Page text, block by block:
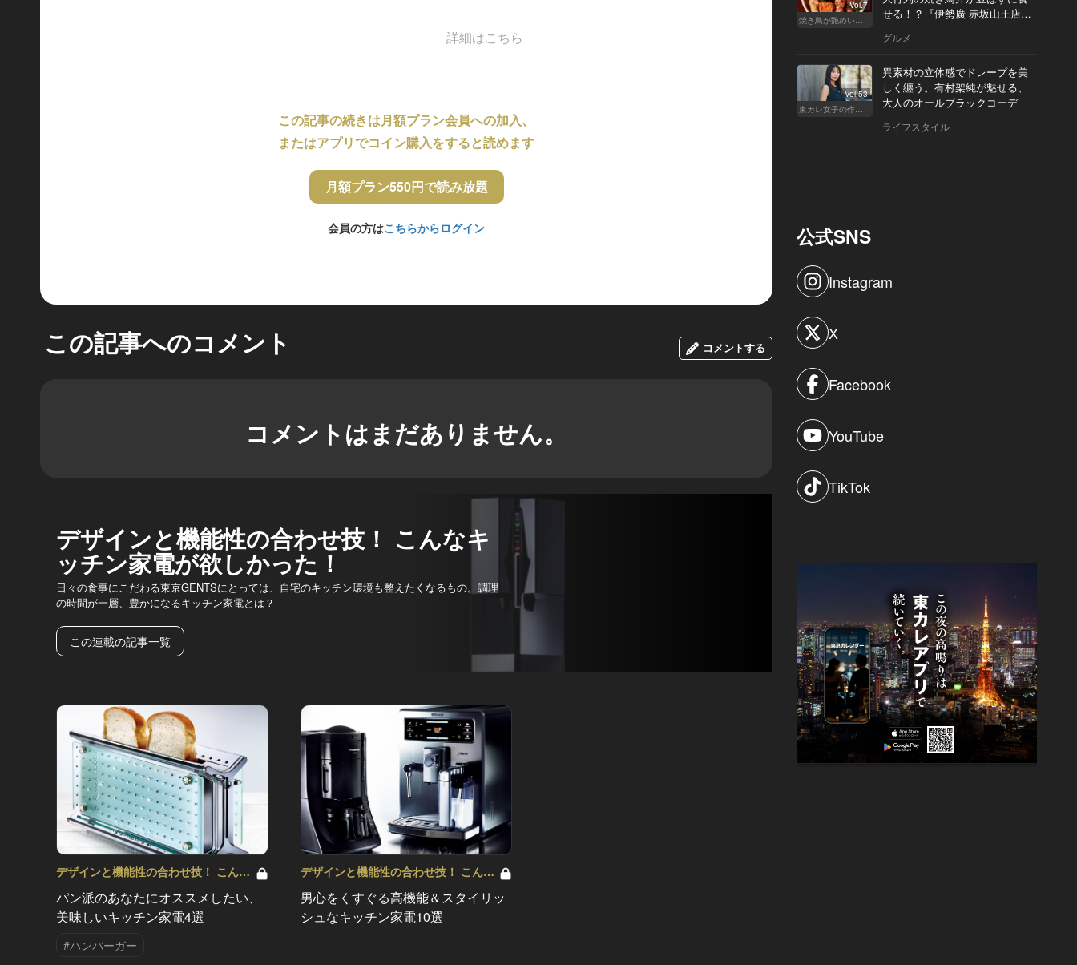
詳細はこちら
この記事の続きは月額プラン会員への加入、
またはアプリでコイン購入をすると読めます
月額プラン550円で読み放題
会員の方はこちらからログイン
この記事へのコメント コメントする
コメントはまだありません。
デザインと機能性の合わせ技！ こんなキ
ッチン家電が欲しかった！
日々の食事にこだわる東京GENTSにとっては、自宅のキッチン環境も整えたくなるもの。調理
の時間が一層、豊かになるキッチン家電とは？
この連載の記事一覧
デザインと機能性の合わせ技！ こんな
パン派のあなたにオススメしたい、
美味しいキッチン家電4選
#ハンバーガー
デザインと機能性の合わせ技！ こんな
キッチン家電が欲しかった！ Vol.2
男心をくすぐる高機能＆スタイリッ
シュなキッチン家電10選
Vol.7
焼き鳥が艶めいてきた
せる！？『伊勢廣 赤坂山王店』
グルメ
Vol.53
東カレ女子の作り方
異素材の立体感でドレープを美
しく纏う。有村架純が魅せる、
大人のオールブラックコーデ
ライフスタイル
公式SNS
Instagram
X
Facebook
YouTube
TikTok